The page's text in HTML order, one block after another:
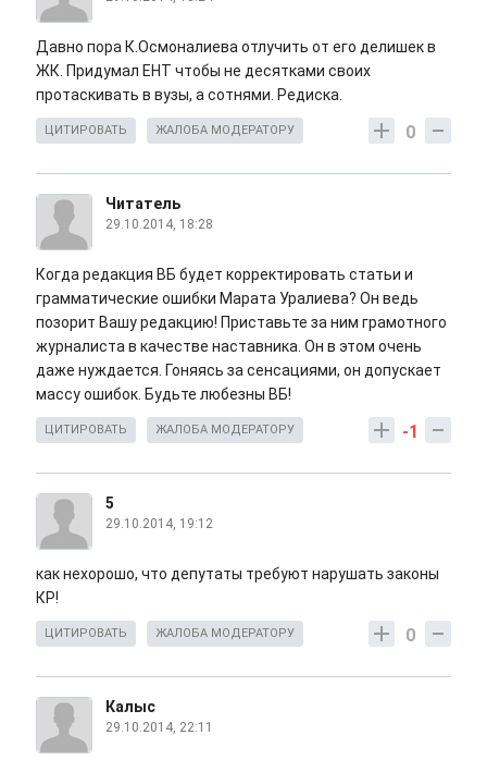
Давно пора К.Осмоналиева отлучить от его делишек в
ЖК. Придумал ЕНТ чтобы не десятками своих
протаскивать в вузы, а сотнями. Редиска.
0
ЦИТИРОВАТЬ ЖАЛОБА МОДЕРАТОРУ
Читатель
29.10.2014, 18:28
Когда редакция ВБ будет корректировать статьи и
грамматические ошибки Марата Уралиева? Он ведь
позорит Вашу редакцию! Приставьте за ним грамотного
журналиста в качестве наставника. Он в этом очень
даже нуждается. Гоняясь за сенсациями, он допускает
массу ошибок. Будьте любезны ВБ!
-1
ЦИТИРОВАТЬ ЖАЛОБА МОДЕРАТОРУ
5
29.10.2014, 19:12
как нехорошо, что депутаты требуют нарушать законы
КР!
0
ЦИТИРОВАТЬ ЖАЛОБА МОДЕРАТОРУ
Калыс
29.10.2014, 22:11